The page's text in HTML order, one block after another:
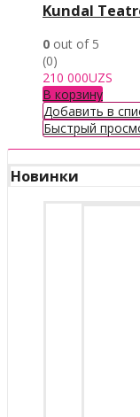
Kundal
0 out of 5
(0)
210 000UZS
В корзину
Добавить в
Быстрый
Новинки